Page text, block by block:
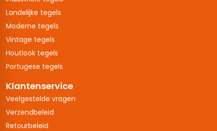
Landelijke tegels
Moderne tegels
Vintage tegels
Houtlook tegels
Portugese tegels
Klantenservice
Veelgestelde vragen
Verzendbeleid
Retourbeleid